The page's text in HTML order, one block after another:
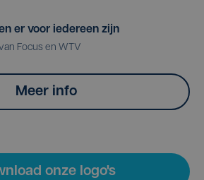
er voor iedereen zijn
Focus en WTV
Meer info
onze logo's